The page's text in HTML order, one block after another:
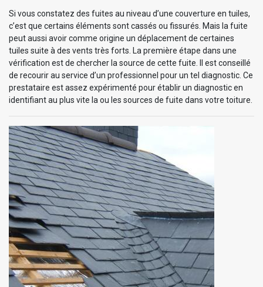
Si vous constatez des fuites au niveau d’une couverture en tuiles,
c’est que certains éléments sont cassés ou fissurés. Mais la fuite
peut aussi avoir comme origine un déplacement de certaines
tuiles suite à des vents très forts. La première étape dans une
vérification est de chercher la source de cette fuite. Il est conseillé
de recourir au service d’un professionnel pour un tel diagnostic. Ce
prestataire est assez expérimenté pour établir un diagnostic en
identifiant au plus vite la ou les sources de fuite dans votre toiture.